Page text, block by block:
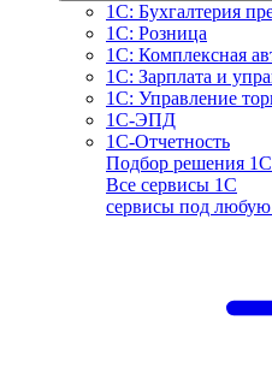
1С: Бухгалтерия
1С: Розница
1С: Комплексная
1С: Зарплата и
1С: Управление
1С-ЭПД
1С-Отчетность
Подбор решения 1С
Все сервисы 1С
сервисы под любую